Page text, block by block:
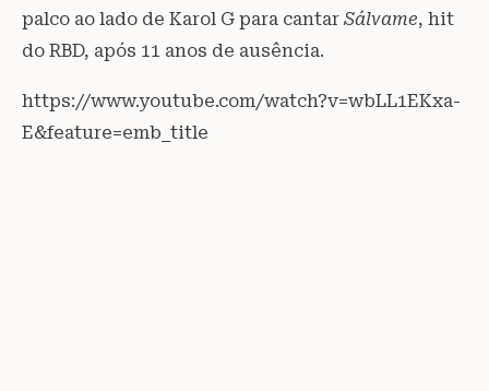
palco ao lado de Karol G para cantar Sálvame, hit
do RBD, após 11 anos de ausência.
https://www.youtube.com/watch?v=wbLL1EKxa-
E&feature=emb_title